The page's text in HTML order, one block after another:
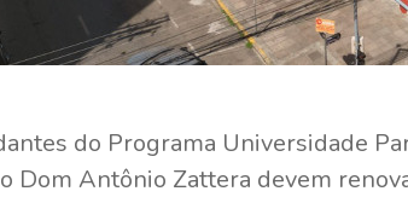
do Programa Universidade
Dom Antônio Zattera devem